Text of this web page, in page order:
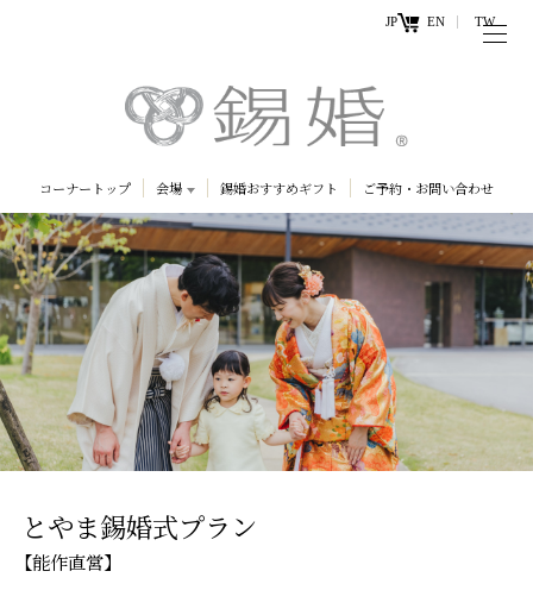
JP EN TW
ワ
ー
ド
オンラ
インシ
ョップ
お問い
合わせ
能作の歴史
と技
商品情報
直営店
工場見学・
体験・カフ
ェ
お知らせ
コーナートップ 会場
富山県 北海道 山口県
東京都
錫婚おすすめギフト ご予約・お問い合わせ
とやま錫婚式プラン
【能作直営】